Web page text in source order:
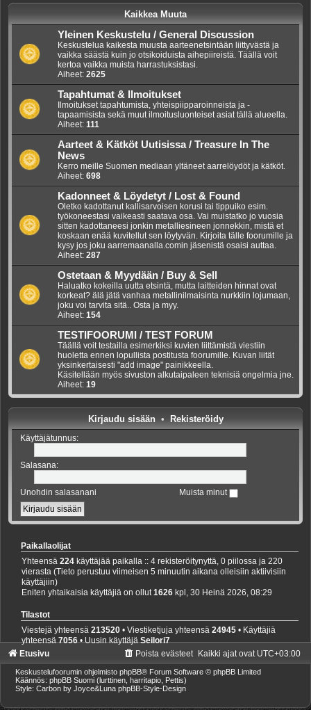
Kaikkea Muuta
Yleinen Keskustelu / General Discussion
Keskustelua kaikesta muusta aarteenetsintään liittyvästä ja
vaikka säästä kuin jo otsikoiduista aihepiireistä. Täällä voit
kertoa vaikka muista harrastuksistasi.
Aiheet: 2625
Tapahtumat & Ilmoitukset
Ilmoitukset tapahtumista, yhteispiipparoinneista ja -
tapaamisista sekä muut ilmoitusluonteiset asiat tällä alueella.
Aiheet: 111
Aarteet & Kätköt Uutisissa / Treasure In The
News
Kerro meille Suomen mediaan yltäneet aarrelöydöt ja kätköt.
Aiheet: 698
Kadonneet & Löydetyt / Lost & Found
Oletko kadottanut kallisarvoisen korusi tai tippuiko esim.
työkoneestasi vaikeasti saatava osa. Vai muistatko jo vuosia
sitten kadottaneesi jonkin metalliesineen jonnekkin, mistä et
koskaan enää kuvitellut sen löytyvän. Kirjoita tälle foorumille ja
kysy jos joku aarremaanalla.comin jäsenistä osaisi auttaa.
Aiheet: 287
Ostetaan & Myydään / Buy & Sell
Haluatko kokeilla uutta etsintä, mutta laitteiden hinnat ovat
korkeat? älä jätä vanhaa metallinilmaisinta nurkkiin lojumaan,
joku voi tarvita sitä.. Osta ja myy.
Aiheet: 154
TESTIFOORUMI / TEST FORUM
Täällä voit testailla esimerkiksi kuvien liittämistä viestiin
huoletta ennen lopullista postitusta foorumille. Kuvan liität
yksinkertaisesti "add image" painikkeella.
Käsitellään myös sivuston alkutaipaleen teknisiä ongelmia jne.
Aiheet: 19
Kirjaudu sisään• Rekisteröidy
Käyttäjätunnus:
Salasana:
Unohdin salasanani Muista minut
Paikallaolijat
Yhteensä224 käyttäjää paikalla :: 4 rekisteröitynyttä, 0 piilossa ja 220
vierasta (Tieto perustuu viimeisen 5 minuutin aikana olleisiin aktiivisiin
käyttäjiin)
Eniten yhtaikaisia käyttäjiä on ollut1626 kpl, 30 Heinä 2026, 08:29
Tilastot
Viestejä yhteensä213520 • Viestiketjuja yhteensä24945 • Käyttäjiä
yhteensä7056• Uusin käyttäjäSeilori7
Etusivu
Kaikki ajat ovat UTC+03:00
Poista evästeet
Keskustelufoorumin ohjelmisto phpBB® Forum Software © phpBB Limited
Käännös: phpBB Suomi (lurttinen, harritapio, Pettis)
Style: Carbon by Joyce&Luna phpBB-Style-Design